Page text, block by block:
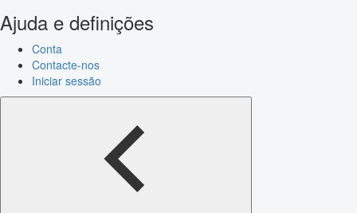
Ajuda e definições
Conta
Contacte-nos
Iniciar sessão